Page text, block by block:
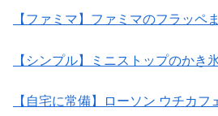
【ファミマ】ファミマのフラッペ
【シンプル】ミニストップのかき
【自宅に常備】ローソン ウチカフ